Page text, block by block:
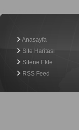
Anasayfa
Site Haritası
Sitene Ekle
RSS Feed